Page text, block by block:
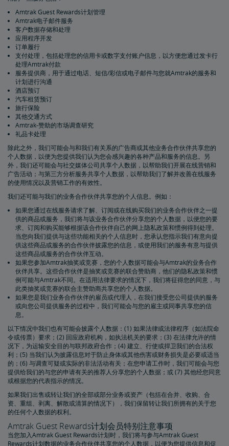
Amtrak Guest Rewards计划管理
Amtrak电子邮件服务
客户数据存储和处理
应用程序开发
订单履行
支付处理，包括处理您的信用卡或数字支付账户信息，以方便您通过发卡行
处理Amtrak付款
服务提供商，用于通过电话、短信/彩信或电子邮件与您就Amtrak的服务和
计划进行沟通
酒店预订
汽车租赁预订
旅行保险
其他交通方式
Amtrak-赞助的市场调查研究
礼品卡处理
除此之外，我们可能会与和我们有关系的广告商或其他业务合作伙伴共享您的
个人数据，以便为您提供我们认为您会感兴趣的各种产品和服务的信息。另
外，我们还可能会与社交媒体公司共享个人数据，以帮助我们开展在线营销和
广告活动；与第三方分析服务共享个人数据，以帮助我们了解并改善在线服务
的使用情况以及营销工作的有效性。
我们还可能与我们的业务合作伙伴共享您的个人信息。例如：
如果您通过在线服务请求了解、订阅或在线购买我们的业务合作伙伴之一提
供的商品或服务，我们将与该业务合作伙伴分享您的个人数据，以便您的要
求、订阅和购买能够根据该合作伙伴自己的网上隐私政策和惯例得到处理。
当您向我们提供与这些功能相关的个人信息时，您承认您指示我们有意向提
供这些商品或服务的合作伙伴披露您的信息，或使用我们的服务有意与提供
这些商品或服务的合作伙伴互动。
如果您参加Amtrak抽奖或竞赛，您的个人数据可能会与Amtrak的业务合作
伙伴共享。这些合作伙伴是抽奖或竞赛的联合赞助商，他们的隐私政策和惯
例可能与Amtrak不同。在适用法律要求的情况下，我们将征得您的同意，与
此类抽奖或竞赛的联合主赞助商共享您的个人数据。
如果您是我们业务合作伙伴的雇员或代理人，在我们接受您公司提供的服务
或向您公司提供服务的过程中，我们可能会与您的雇主或同事共享您的信
息。
以下情况中我们也有可能会披露个人数据：(1) 如果法律或法律程序（如法院命
令或传票）要求；(2) 回应政府机构，如执法机关的要求；(3) 在法律允许的情
况下，为运输安全目的与联邦政府合作；(4) 建立、行使或捍卫我们的合法权
利；(5) 当我们认为披露信息对于防止身体或其他伤害或财务损失是必要或适当
的；(6) 与调查可疑或实际的非法活动有关；在您申请工作时，我们可能会与您
提供给我们的与您的申请有关的推荐人分享您的个人数据；或 (7) 其他经您同意
或根据您的代表指示的情况。
如果我们出售或转让我们的全部或部分业务或资产（包括在合并、收购、合
资、重组、剥离、解散或清算的情况下），我们保留转让我们所拥有的关于您
的任何个人数据的权利。
Amtrak Guest Rewards计划会员特别注意事项
当您加入Amtrak Guest Rewards计划时，我们将与参与Amtrak Guest
Rewards计划数据的业务合作伙伴共享您的个人数据，以便为您提供信息和促